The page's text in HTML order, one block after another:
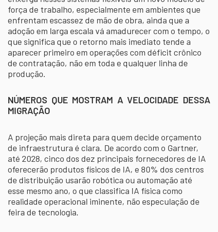
força de trabalho, especialmente em ambientes que
enfrentam escassez de mão de obra, ainda que a
adoção em larga escala vá amadurecer com o tempo, o
que significa que o retorno mais imediato tende a
aparecer primeiro em operações com déficit crônico
de contratação, não em toda e qualquer linha de
produção.
NÚMEROS QUE MOSTRAM A VELOCIDADE DESSA
MIGRAÇÃO
A projeção mais direta para quem decide orçamento
de infraestrutura é clara. De acordo com o Gartner,
até 2028, cinco dos dez principais fornecedores de IA
oferecerão produtos físicos de IA, e 80% dos centros
de distribuição usarão robótica ou automação até
esse mesmo ano, o que classifica IA física como
realidade operacional iminente, não especulação de
feira de tecnologia.